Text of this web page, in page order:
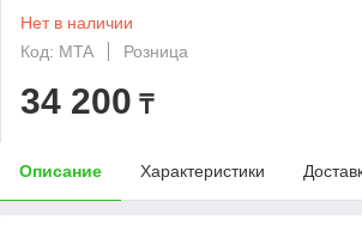
Нет в наличии
Код: MTA
Розница
34 200 ₸
Описание Характеристики